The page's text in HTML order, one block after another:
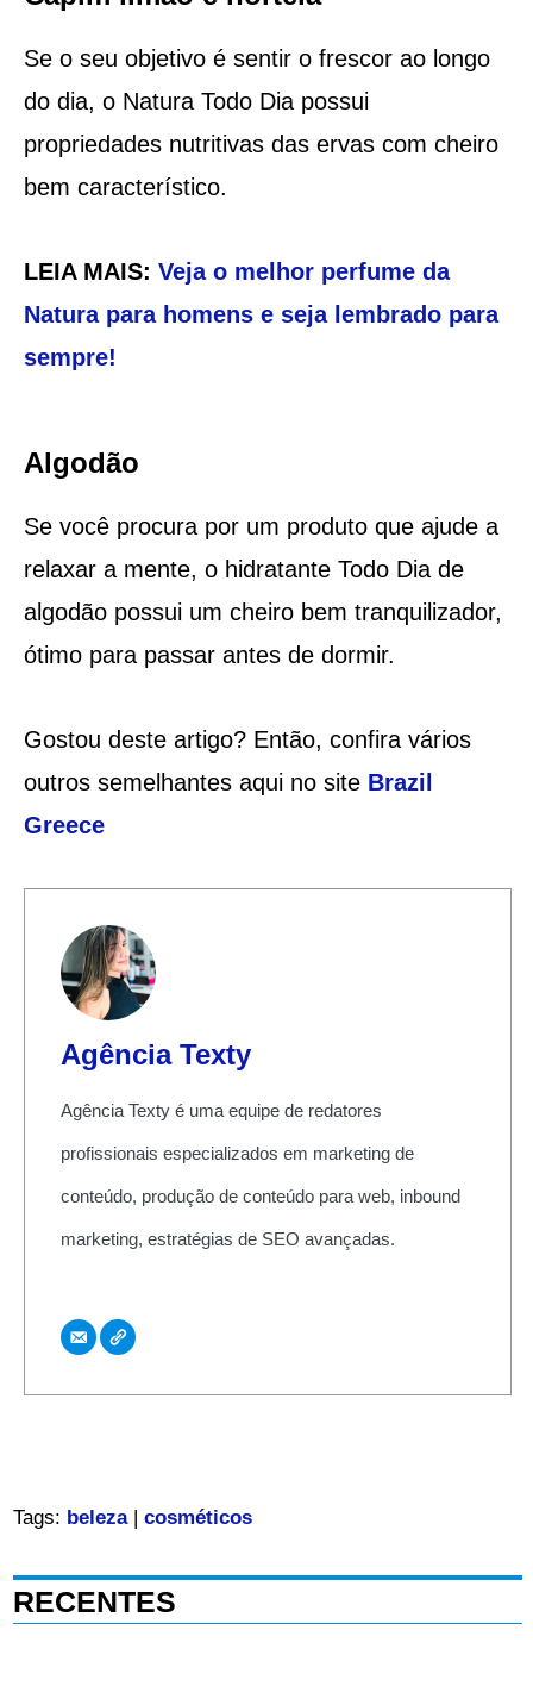
Se o seu objetivo é sentir o frescor ao longo
do dia, o Natura Todo Dia possui
propriedades nutritivas das ervas com cheiro
bem característico.
LEIA MAIS: Veja o melhor perfume da
Natura para homens e seja lembrado para
sempre!
Algodão
Se você procura por um produto que ajude a
relaxar a mente, o hidratante Todo Dia de
algodão possui um cheiro bem tranquilizador,
ótimo para passar antes de dormir.
Gostou deste artigo? Então, confira vários
outros semelhantes aqui no site Brazil
Greece
Agência Texty
Agência Texty é uma equipe de redatores
profissionais especializados em marketing de
conteúdo, produção de conteúdo para web, inbound
marketing, estratégias de SEO avançadas.
Tags: beleza| cosméticos
RECENTES